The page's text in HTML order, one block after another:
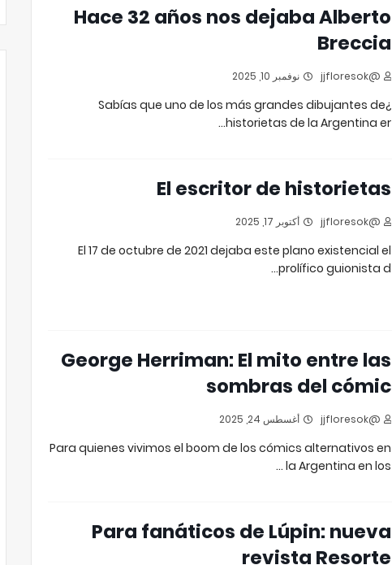
Hace 32 años nos dejaba Alberto
Breccia
@jjfloresok نوفمبر 10, 2025
¿Sabías que uno de los más grandes dibujantes de
historietas de la Argentina er…
El escritor de historietas
@jjfloresok أكتوبر 17, 2025
El 17 de octubre de 2021 dejaba este plano existencial el
prolífico guionista d…
George Herriman: El mito entre las
sombras del cómic
@jjfloresok أغسطس 24, 2025
Para quienes vivimos el boom de los cómics alternativos en
la Argentina en los …
Para fanáticos de Lúpin: nueva
revista Resorte